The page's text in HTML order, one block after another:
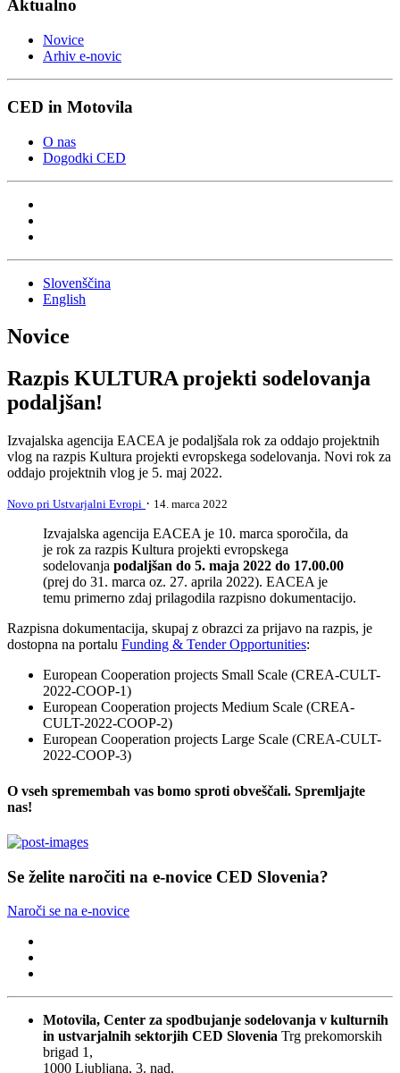
Aktualno
Novice
Arhiv e-novic
CED in Motovila
O nas
Dogodki CED
Slovenščina
English
Novice
Razpis KULTURA projekti sodelovanja
podaljšan!
Izvajalska agencija EACEA je podaljšala rok za oddajo projektnih
vlog na razpis Kultura projekti evropskega sodelovanja. Novi rok za
oddajo projektnih vlog je 5. maj 2022.
Novo pri Ustvarjalni Evropi · 14. marca 2022
Izvajalska agencija EACEA je 10. marca sporočila, da
je rok za razpis Kultura projekti evropskega
sodelovanja podaljšan do 5. maja 2022 do 17.00.00
(prej do 31. marca oz. 27. aprila 2022). EACEA je
temu primerno zdaj prilagodila razpisno dokumentacijo.
Razpisna dokumentacija, skupaj z obrazci za prijavo na razpis, je
dostopna na portalu Funding & Tender Opportunities:
European Cooperation projects Small Scale (CREA-CULT-
2022-COOP-1)
European Cooperation projects Medium Scale (CREA-
CULT-2022-COOP-2)
European Cooperation projects Large Scale (CREA-CULT-
2022-COOP-3)
O vseh spremembah vas bomo sproti obveščali. Spremljajte
nas!
Se želite naročiti na e-novice CED Slovenia?
Naroči se na e-novice
Motovila, Center za spodbujanje sodelovanja v kulturnih
in ustvarjalnih sektorjih CED Slovenia Trg prekomorskih
brigad 1,
1000 Ljubljana, 3. nad.